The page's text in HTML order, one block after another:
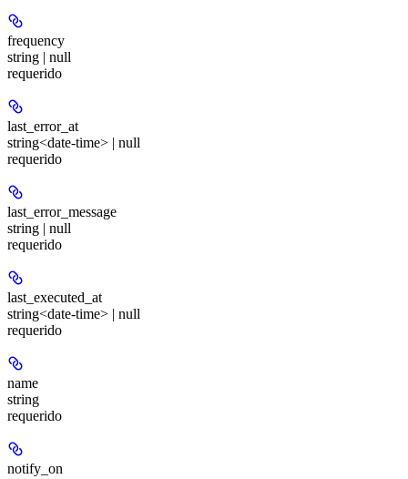
frequency
string | null
requerido
last_error_at
string<date-time> | null
requerido
last_error_message
string | null
requerido
last_executed_at
string<date-time> | null
requerido
name
string
requerido
notify_on